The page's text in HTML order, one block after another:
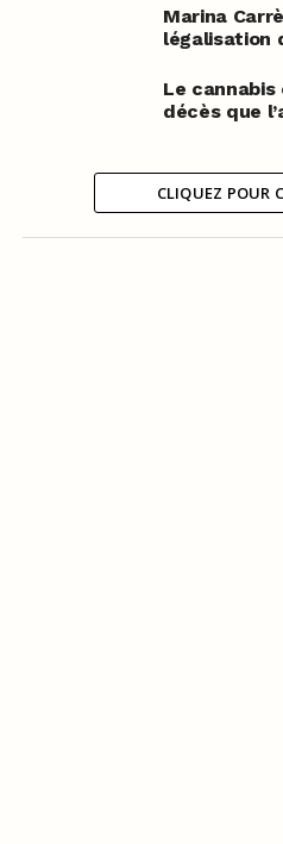
Marina
légalisation
Le cannabis
décès que
CLIQUEZ POUR